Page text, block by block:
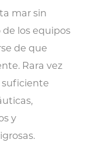
mar sin
los equipos
de que
Rara vez
suficiente
y